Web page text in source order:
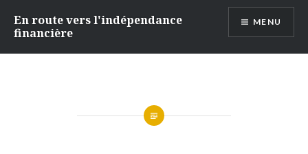
En route vers l'indépendance
financière
MENU